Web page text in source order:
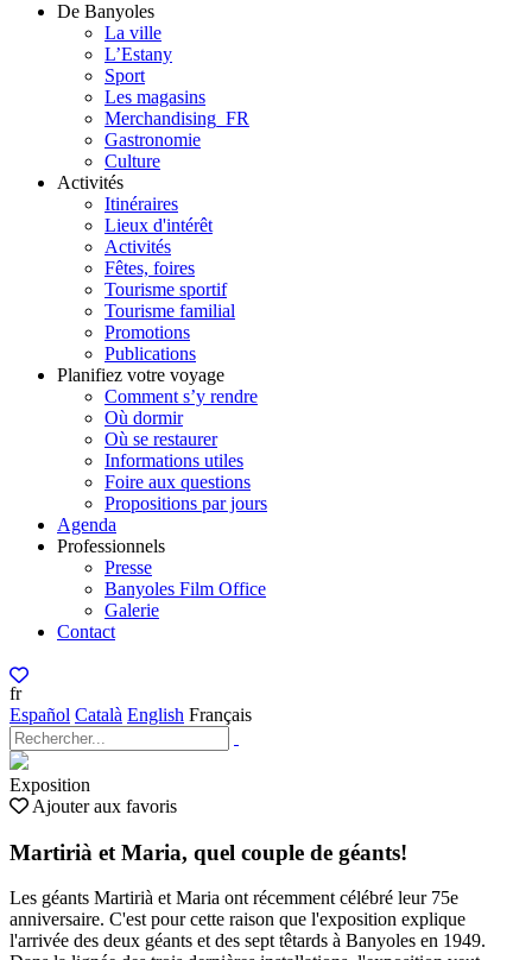
De Banyoles
La ville
L’Estany
Sport
Les magasins
Merchandising_FR
Gastronomie
Culture
Activités
Itinéraires
Lieux d'intérêt
Activités
Fêtes, foires
Tourisme sportif
Tourisme familial
Promotions
Publications
Planifiez votre voyage
Comment s’y rendre
Où dormir
Où se restaurer
Informations utiles
Foire aux questions
Propositions par jours
Agenda
Professionnels
Presse
Banyoles Film Office
Galerie
Contact
fr
Español Català English Français
Exposition
Ajouter aux favoris
Martirià et Maria, quel couple de géants!
Les géants Martirià et Maria ont récemment célébré leur 75e
anniversaire. C'est pour cette raison que l'exposition explique
l'arrivée des deux géants et des sept têtards à Banyoles en 1949.